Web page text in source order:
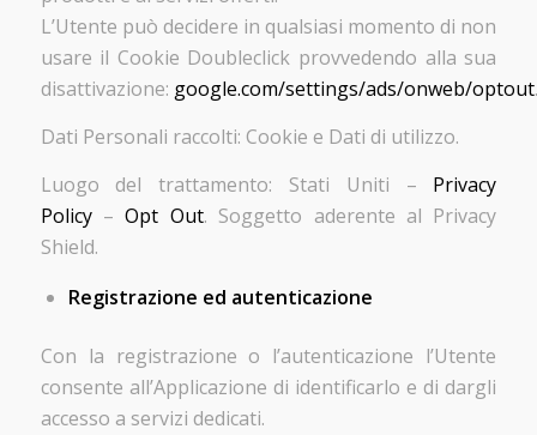
L’Utente può decidere in qualsiasi momento di non
usare il Cookie Doubleclick provvedendo alla sua
disattivazione: google.com/settings/ads/onweb/optout.
Dati Personali raccolti: Cookie e Dati di utilizzo.
Luogo del trattamento: Stati Uniti – Privacy
Policy–Opt Out. Soggetto aderente al Privacy
Shield.
Registrazione ed autenticazione
Con la registrazione o l’autenticazione l’Utente
consente all’Applicazione di identificarlo e di dargli
accesso a servizi dedicati.